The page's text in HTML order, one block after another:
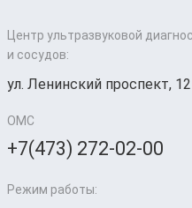
Центр ультразвуковой
и сосудов:
ул. Ленинский проспект, 12
ОМС
+7(473) 272-02-00
Режим работы: